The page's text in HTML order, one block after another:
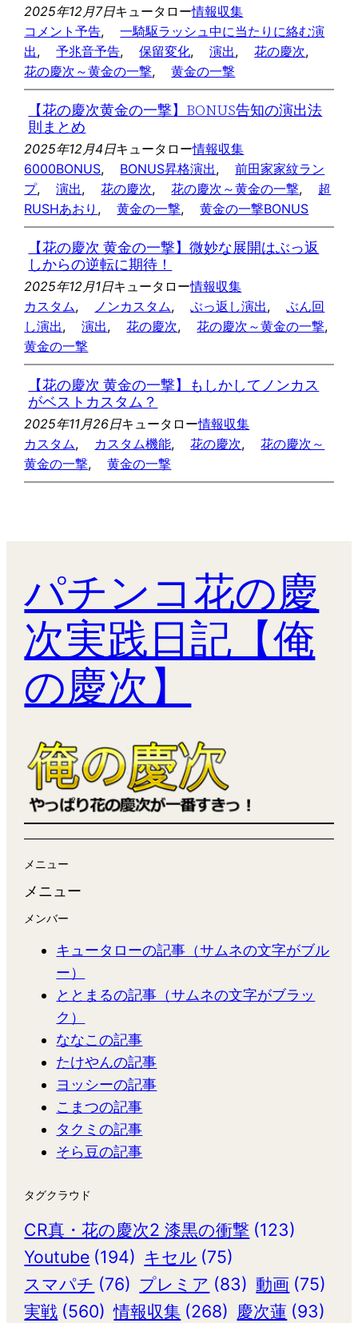
2025年12月7日キュータロー情報収集
コメント予告,
一騎駆ラッシュ中に当たりに絡む演
出, 予兆音予告, 保留変化, 演出, 花の慶次
花の慶次～黄金の一撃, 黄金の一撃
【花の慶次黄金の一撃】BONUS告知の演出法
則まとめ
2025年12月4日キュータロー情報収集
6000BONUS, BONUS昇格演出,
前田家家紋ラン
プ, 演出, 花の慶次, 花の慶次～黄金の一撃,
超
RUSHあおり , 黄金の一撃, 黄金の一撃BONUS
【花の慶次 黄金の一撃】微妙な展開はぶっ返
しからの逆転に期待！
2025年12月1日キュータロー情報収集
カスタム, ノンカスタム, ぶっ返し演出,
ぶん回
し演出, 演出, 花の慶次, 花の慶次～黄金の一撃
黄金の一撃
【花の慶次 黄金の一撃】もしかしてノンカス
がベストカスタム？
2025年11月26日キュータロー情報収集
カスタム, カスタム機能, 花の慶次,
花の慶次～
黄金の一撃, 黄金の一撃
パチンコ花の慶
次実践日記【俺
の慶次】
メニュー
メニュー
メンバー
キュータローの記事（サムネの文字がブル
ー）
ととまるの記事（サムネの文字がブラッ
ク）
ななこの記事
たけやんの記事
ヨッシーの記事
こまつの記事
タクミの記事
そら豆の記事
タグクラウド
CR真・花の慶次2 漆黒の衝撃 (123)
Youtube (194) キセル (75)
スマパチ (76) プレミア (83) 動画 (75)
実戦 (560) 情報収集 (268) 慶次蓮 (93)